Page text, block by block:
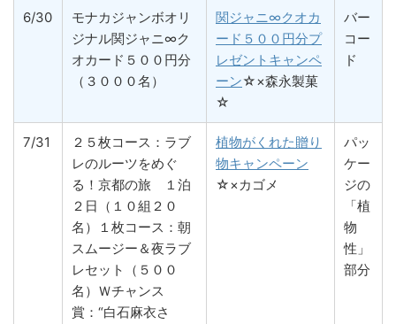
6/30
モナカジャンボオリ
ジナル関ジャニ∞ク
オカード５００円分
（３０００名）
関ジャニ∞クオカ
ード５００円分プ
レゼントキャンペ
ーン☆×森永製菓
☆
バー
コー
ド
7/31
２５枚コース：ラブ
レのルーツをめぐ
る！京都の旅 １泊
２日（１０組２０
名）１枚コース：朝
スムージー＆夜ラブ
レセット（５００
名）Ｗチャンス
賞：“白石麻衣さ
植物がくれた贈り
物キャンペーン
☆×カゴメ
パッ
ケー
ジの
「植
物
性」
部分